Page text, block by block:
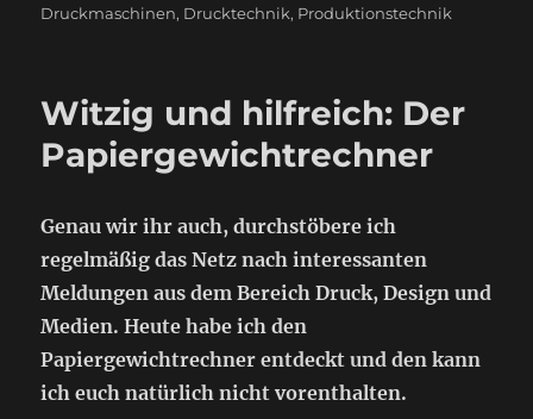
am
Druckmaschinen, Drucktechnik, Produktionstechnik
Witzig und hilfreich: Der
Papiergewichtrechner
Genau wir ihr auch, durchstöbere ich
regelmäßig das Netz nach interessanten
Meldungen aus dem Bereich Druck, Design und
Medien. Heute habe ich den
Papiergewichtrechner entdeckt und den kann
ich euch natürlich nicht vorenthalten.